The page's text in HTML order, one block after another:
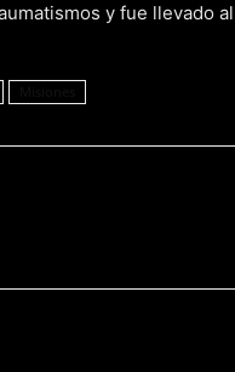
y fue llevado